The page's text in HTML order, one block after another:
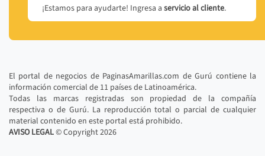
¡Estamos para ayudarte! Ingresa a servicio al cliente.
El portal de negocios de PaginasAmarillas.com de Gurú contiene la
información comercial de 11 países de Latinoamérica.
Todas las marcas registradas son propiedad de la compañía
respectiva o de Gurú. La reproducción total o parcial de cualquier
material contenido en este portal está prohibido.
AVISO LEGAL© Copyright2026